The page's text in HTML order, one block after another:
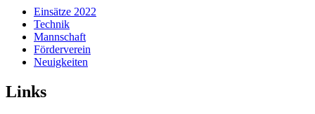
Einsätze 2022
Technik
Mannschaft
Förderverein
Neuigkeiten
Links